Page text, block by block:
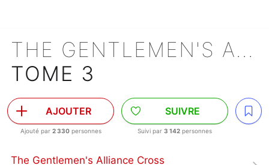
THE GENTLEMEN'S ALLIANCE CROSS
TOME 3
AJOUTER
Ajouté par 2 330personnes
SUIVRE
Suivi par 3 142 personnes
The Gentlemen's Alliance Cross